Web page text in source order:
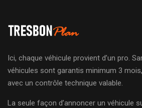
Ici, chaque véhicule provient d’un pro.
véhicules sont garantis minimum 3
avec un contrôle technique valable.
La seule façon d’annoncer un véhicule